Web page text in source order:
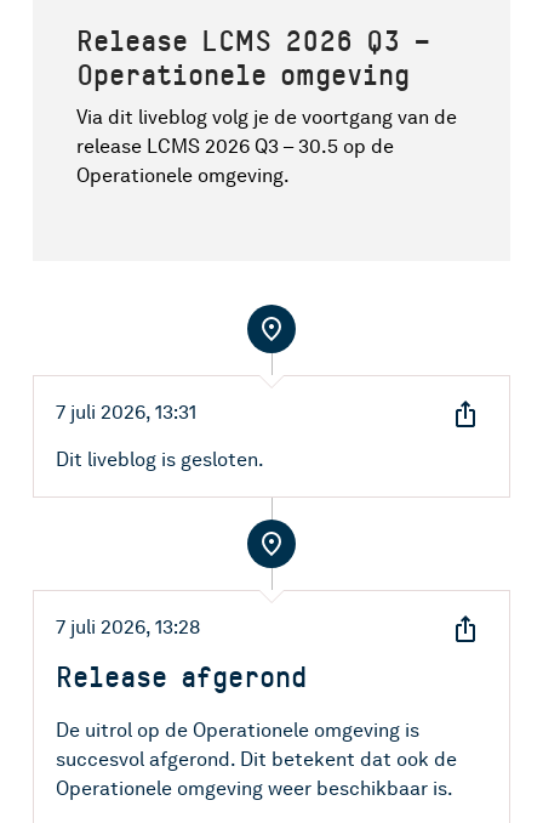
Release LCMS 2026 Q3 –
Operationele omgeving
Via dit liveblog volg je de voortgang van de
release LCMS 2026 Q3 – 30.5 op de
Operationele omgeving.
7 juli 2026, 13:31
Kopieer link
Dit liveblog is gesloten.
7 juli 2026, 13:28
E-mail
WhatsApp
Release afgerond
De uitrol op de Operationele omgeving is
succesvol afgerond. Dit betekent dat ook de
Operationele omgeving weer beschikbaar is.